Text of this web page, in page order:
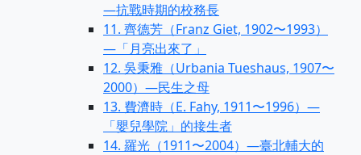
—抗戰時期的校務長
11. 齊德芳（Franz Giet, 1902〜1993）
—「月亮出來了」
12. 吳秉雅（Urbania Tueshaus, 1907〜
2000）—民生之母
13. 費濟時（E. Fahy, 1911〜1996）—
「嬰兒學院」的接生者
14. 羅光（1911〜2004）—臺北輔大的